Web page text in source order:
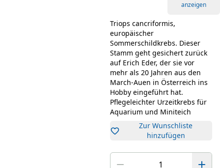
anzeigen
Triops cancriformis,
europäischer
Sommerschildkrebs. Dieser
Stamm geht gesichert zurück
auf Erich Eder, der sie vor
mehr als 20 Jahren aus den
March-Auen in Österreich ins
Hobby eingeführt hat.
Pflegeleichter Urzeitkrebs für
Aquarium und Miniteich
Zur Wunschliste
hinzufügen